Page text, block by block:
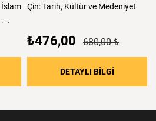
İslam
Hilafeti’nin Toprakları İslam
Çin:Tarih, Kültürve Medeniyet
₺476,00 680,00 ₺
DETAYLI BİLGİ